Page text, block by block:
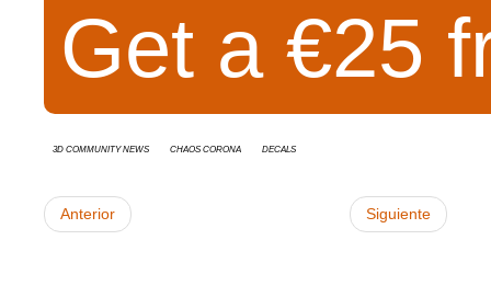
Get a €25
3D Community News Chaos Corona Decals
Anterior Siguiente